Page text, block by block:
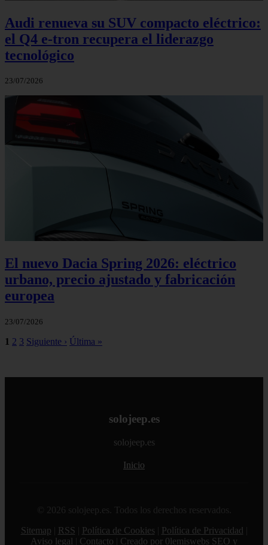
Audi renueva su SUV compacto eléctrico:
el Q4 e‑tron recupera el liderazgo
tecnológico
23/07/2026
El nuevo Dacia Spring 2026: eléctrico
urbano, precio ajustado y fabricación
europea
23/07/2026
1 2 3 Siguiente › Última »
solojeep.es
solojeep.es
Inicio
© 2026 solojeep.es. Todos los derechos reservados.
Sitemap
RSS Política de Cookies Política de Privacidad
Aviso legal
Contacto Creado por 0lemiswebs SEO y